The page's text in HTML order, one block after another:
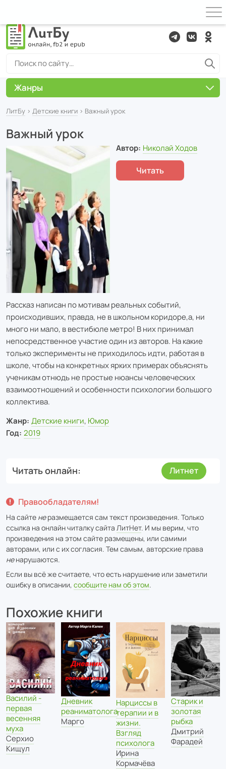
ЛитБу › Детские книги › Важный урок
Важный урок
Автор: Николай Ходов
Читать
Рассказ написан по мотивам реальных событий,
происходивших, правда, не в школьном коридоре,а, ни
много ни мало, в вестибюле метро! В них принимал
непосредственное участие один из авторов. На какие
только эксперименты не приходилось идти, работая в
школе, чтобы на конкретных ярких примерах объяснять
ученикам отнюдь не простые нюансы человеческих
взаимоотношений и особенности психологии большого
коллектива.
Жанр: Детские книги, Юмор
Год: 2019
Читать онлайн Литнет
Правообладателям!
На сайте неразмещается сам текст произведения. Только
ссылка на онлайн читалку сайта ЛитНет. И мы верим, что
произведения на этом сайте размещены, или самими
авторами, или с их согласия. Тем самым, авторские права
ненарушаются.
Если вы всё же считаете, что есть нарушение или заметили
ошибку в описании, сообщите нам об этом.
Похожие книги
Василий -
первая
весенняя
муха
Серхио
Кищул
Дневник
реаниматолога
Марго
Нарциссы в
терапии и в
жизни.
Взгляд
психолога
Ирина
Кормачёва
Старик и
золотая
рыбка
Дмитрий
Фарадей
Жанры